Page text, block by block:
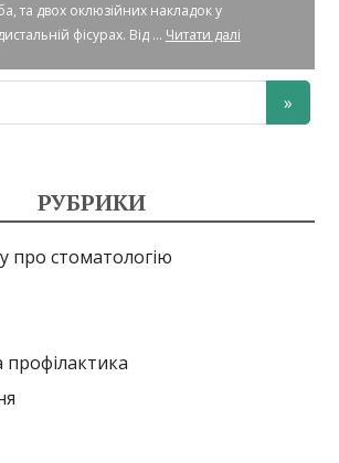
та двох оклюзійних накладок у
фісурах. Від ... Читати далі
РУБРИКИ
про стоматологію
профілактика